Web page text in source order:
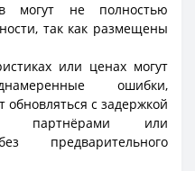
могут не полностью
так как размещены
или ценах могут
ошибки,
обновляться с задержкой
партнёрами или
предварительного